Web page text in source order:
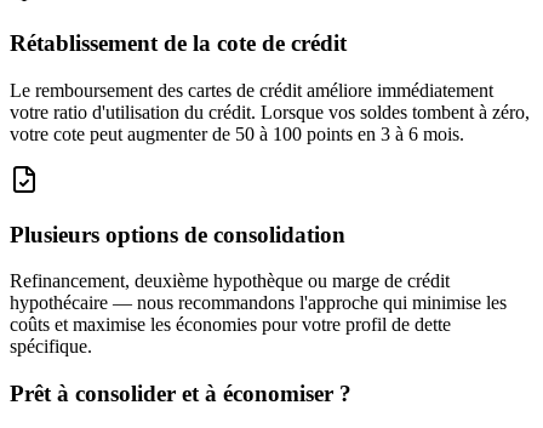
Rétablissement de la cote de crédit
Le remboursement des cartes de crédit améliore immédiatement
votre ratio d'utilisation du crédit. Lorsque vos soldes tombent à zéro,
votre cote peut augmenter de 50 à 100 points en 3 à 6 mois.
Plusieurs options de consolidation
Refinancement, deuxième hypothèque ou marge de crédit
hypothécaire — nous recommandons l'approche qui minimise les
coûts et maximise les économies pour votre profil de dette
spécifique.
Prêt à consolider et à économiser ?